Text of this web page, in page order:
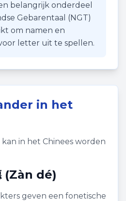
belangrijk onderdeel
Gebarentaal (NGT)
om namen en
letter uit te spellen.
in het
kan in het Chinees worden
(Zàn dé)
geven een fonetische